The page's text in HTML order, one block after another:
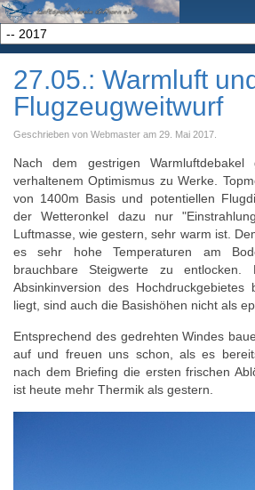
27.05.: Warmluft
Flugzeugweitwurf
Geschrieben von Webmaster am 29. Mai 2017
Nach dem gestrigen
verhaltenem Optimismus zu Werke.
von 1400m Basis und potentiellen
der Wetteronkel dazu nur
Luftmasse, wie gestern, sehr warm ist.
es sehr hohe Temperaturen am
brauchbare Steigwerte zu
Absinkinversion des
liegt, sind auch die Basishöhen nicht als
Entsprechend des gedrehten Windes
auf und freuen uns schon, als es
nach dem Briefing die ersten frischen
ist heute mehr Thermik als gestern.